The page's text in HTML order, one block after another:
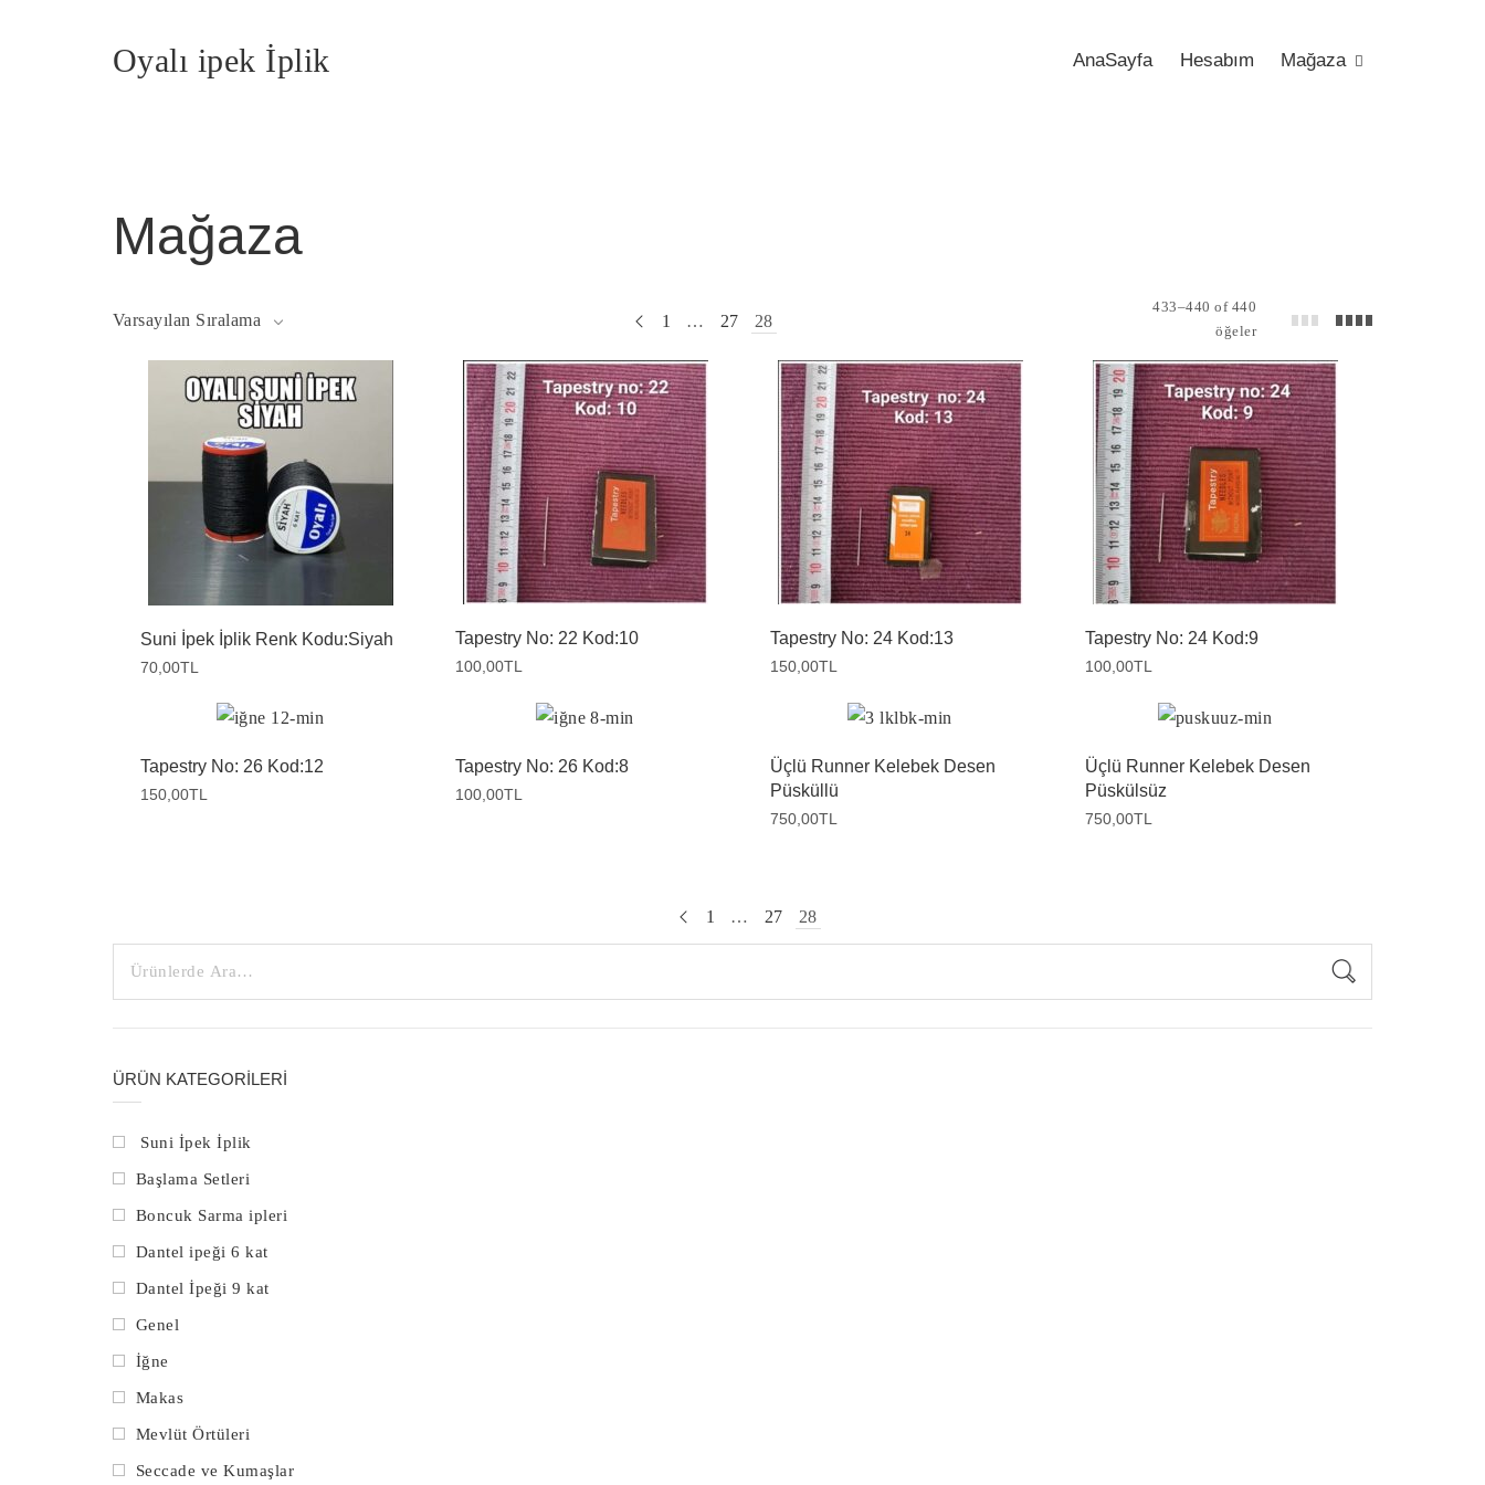
Oyalı ipek İplik AnaSayfa Hesabım Mağaza
Mağaza
433–440 of 440
öğeler
Varsayılan Sıralama 1 … 27 28
Suni İpek İplik Renk Kodu:Siyah
70,00TL
Tapestry No: 22 Kod:10
100,00TL
Tapestry No: 24 Kod:13
150,00TL
Tapestry No: 24 Kod:9
100,00TL
Tapestry No: 26 Kod:12
150,00TL
Tapestry No: 26 Kod:8
100,00TL
Üçlü Runner Kelebek Desen
Püsküllü
750,00TL
Üçlü Runner Kelebek Desen
Püskülsüz
750,00TL
1 … 27 28
ÜRÜN KATEGORILERI
Suni İpek İplik
Başlama Setleri
Boncuk Sarma ipleri
Dantel ipeği 6 kat
Dantel İpeği 9 kat
Genel
İğne
Makas
Mevlüt Örtüleri
Seccade ve Kumaşlar